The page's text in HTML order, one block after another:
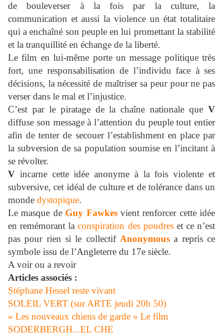
de bouleverser à la fois par la culture, la
communication et aussi la violence un état totalitaire
qui a enchaîné son peuple en lui promettant la stabilité
et la tranquillité en échange de la liberté.
Le film en lui-même porte un message politique très
fort, une responsabilisation de l’individu face à ses
décisions, la nécessité de maîtriser sa peur pour ne pas
verser dans le mal et l’injustice.
C’est par le piratage de la chaîne nationale que V
diffuse son message à l’attention du peuple tout entier
afin de tenter de secouer l’establishment en place par
la subversion de sa population soumise en l’incitant à
se révolter.
V incarne cette idée anonyme à la fois violente et
subversive, cet idéal de culture et de tolérance dans un
monde dystopique.
Le masque de Guy Fawkesvient renforcer cette idée
en remémorant laconspiration des poudreset ce n’est
pas pour rien si le collectif Anonymous a repris ce
symbole issu de l’Angleterre du 17e siècle.
A voir ou a revoir
Articles associés :
Stéphane Hessel reste vivant
SOLEIL VERT (sur ARTE jeudi 20h 50)
« Les nouveaux chiens de garde » Le film
SODERBERGH...EL CHE